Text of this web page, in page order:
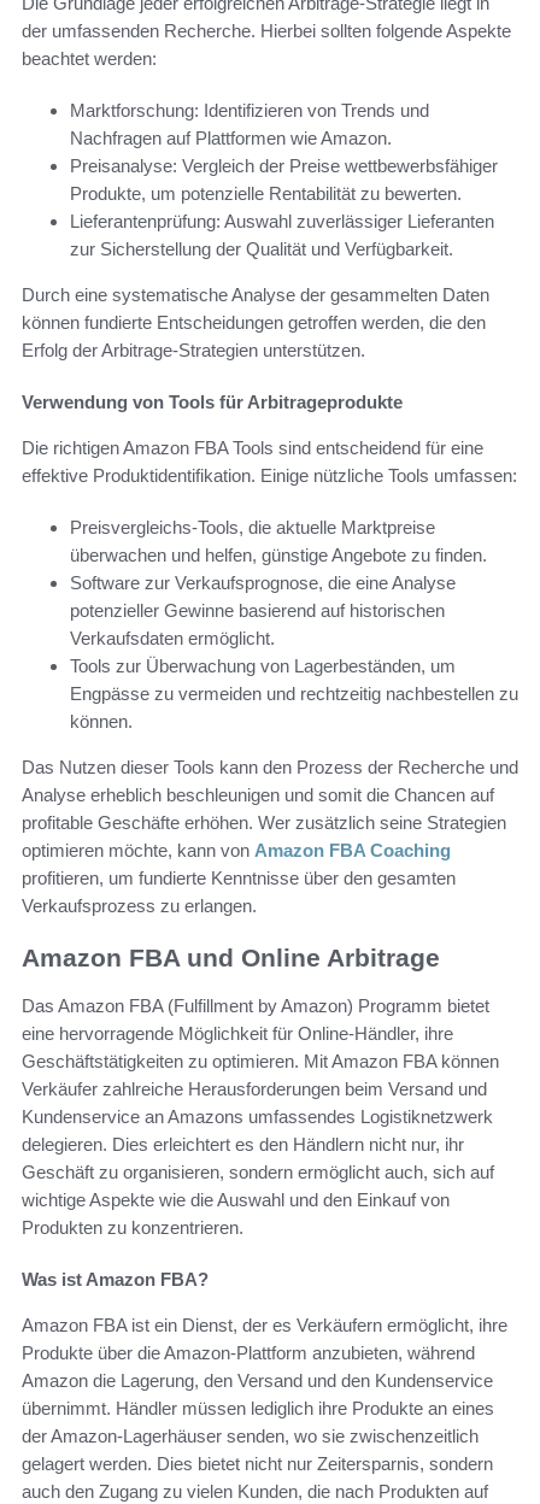
der umfassenden Recherche. Hierbei sollten folgende Aspekte
beachtet werden:
Marktforschung: Identifizieren von Trends und
Nachfragen auf Plattformen wie Amazon.
Preisanalyse: Vergleich der Preise wettbewerbsfähiger
Produkte, um potenzielle Rentabilität zu bewerten.
Lieferantenprüfung: Auswahl zuverlässiger Lieferanten
zur Sicherstellung der Qualität und Verfügbarkeit.
Durch eine systematische Analyse der gesammelten Daten
können fundierte Entscheidungen getroffen werden, die den
Erfolg der Arbitrage-Strategien unterstützen.
Verwendung von Tools für Arbitrageprodukte
Die richtigen Amazon FBA Tools sind entscheidend für eine
effektive Produktidentifikation. Einige nützliche Tools umfassen:
Preisvergleichs-Tools, die aktuelle Marktpreise
überwachen und helfen, günstige Angebote zu finden.
Software zur Verkaufsprognose, die eine Analyse
potenzieller Gewinne basierend auf historischen
Verkaufsdaten ermöglicht.
Tools zur Überwachung von Lagerbeständen, um
Engpässe zu vermeiden und rechtzeitig nachbestellen zu
können.
Das Nutzen dieser Tools kann den Prozess der Recherche und
Analyse erheblich beschleunigen und somit die Chancen auf
profitable Geschäfte erhöhen. Wer zusätzlich seine Strategien
optimieren möchte, kann von Amazon FBA Coaching
profitieren, um fundierte Kenntnisse über den gesamten
Verkaufsprozess zu erlangen.
Amazon FBA und Online Arbitrage
Das Amazon FBA (Fulfillment by Amazon) Programm bietet
eine hervorragende Möglichkeit für Online-Händler, ihre
Geschäftstätigkeiten zu optimieren. Mit Amazon FBA können
Verkäufer zahlreiche Herausforderungen beim Versand und
Kundenservice an Amazons umfassendes Logistiknetzwerk
delegieren. Dies erleichtert es den Händlern nicht nur, ihr
Geschäft zu organisieren, sondern ermöglicht auch, sich auf
wichtige Aspekte wie die Auswahl und den Einkauf von
Produkten zu konzentrieren.
Was ist Amazon FBA?
Amazon FBA ist ein Dienst, der es Verkäufern ermöglicht, ihre
Produkte über die Amazon-Plattform anzubieten, während
Amazon die Lagerung, den Versand und den Kundenservice
übernimmt. Händler müssen lediglich ihre Produkte an eines
der Amazon-Lagerhäuser senden, wo sie zwischenzeitlich
gelagert werden. Dies bietet nicht nur Zeitersparnis, sondern
auch den Zugang zu vielen Kunden, die nach Produkten auf